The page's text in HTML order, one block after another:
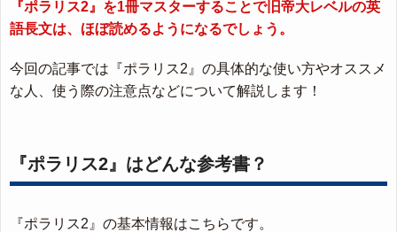
『ポラリス2』を1冊マスターすることで旧帝大レベルの英
語長文は、ほぼ読めるようになるでしょう。
今回の記事では『ポラリス2』の具体的な使い方やオススメ
な人、使う際の注意点などについて解説します！
『ポラリス2』はどんな参考書？
『ポラリス2』の基本情報はこちらです。